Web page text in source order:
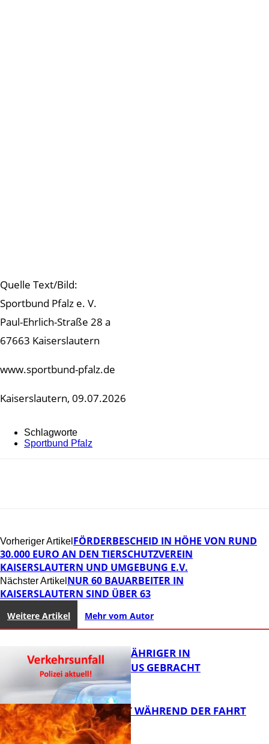
Quelle Text/Bild:
Sportbund Pfalz e. V.
Paul-Ehrlich-Straße 28 a
67663 Kaiserslautern
www.sportbund-pfalz.de
Kaiserslautern, 09.07.2026
Schlagworte
Sportbund Pfalz
Vorheriger Artikel FÖRDERBESCHEID IN HÖHE VON RUND
30.000 EURO AN DEN TIERSCHUTZVEREIN
KAISERSLAUTERN UND UMGEBUNG E.V.
Nächster Artikel NUR 60 BAUARBEITER IN
KAISERSLAUTERN SIND ÜBER 63
Weitere Artikel Mehr vom Autor
UNFALL: 58-JÄHRIGER IN
KRANKENHAUS GEBRACHT
AUTO FÄNGT WÄHREND DER FAHRT
FEUER